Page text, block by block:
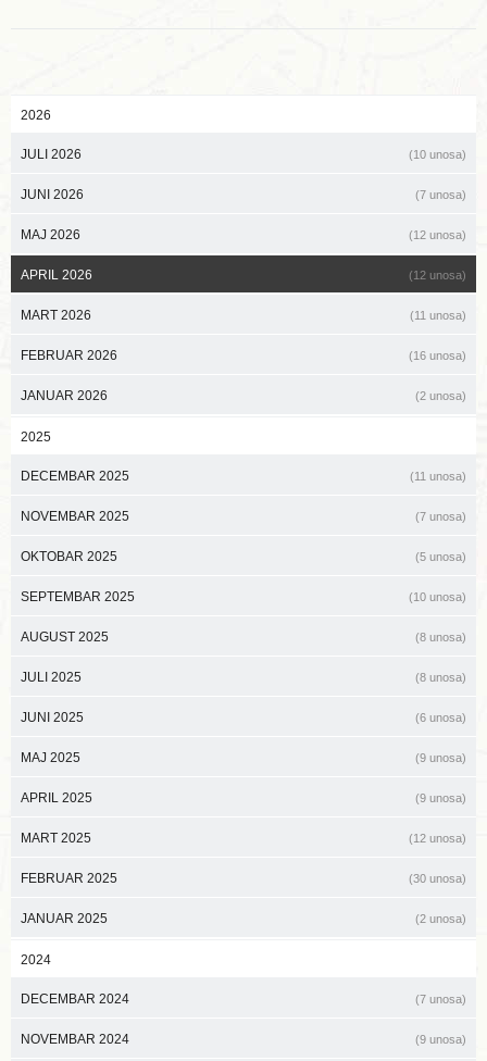
2026
JULI 2026 (10 unosa)
JUNI 2026 (7 unosa)
MAJ 2026 (12 unosa)
APRIL 2026 (12 unosa)
MART 2026 (11 unosa)
FEBRUAR 2026 (16 unosa)
JANUAR 2026 (2 unosa)
2025
DECEMBAR 2025 (11 unosa)
NOVEMBAR 2025 (7 unosa)
OKTOBAR 2025 (5 unosa)
SEPTEMBAR 2025 (10 unosa)
AUGUST 2025 (8 unosa)
JULI 2025 (8 unosa)
JUNI 2025 (6 unosa)
MAJ 2025 (9 unosa)
APRIL 2025 (9 unosa)
MART 2025 (12 unosa)
FEBRUAR 2025 (30 unosa)
JANUAR 2025 (2 unosa)
2024
DECEMBAR 2024 (7 unosa)
NOVEMBAR 2024 (9 unosa)